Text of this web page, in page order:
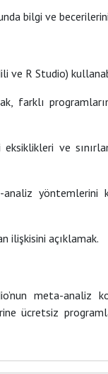
bilgi ve
ve R Studio)
farklı
ve
yöntemlerini
ilişkisini açıklamak.
meta-analiz
ücretsiz